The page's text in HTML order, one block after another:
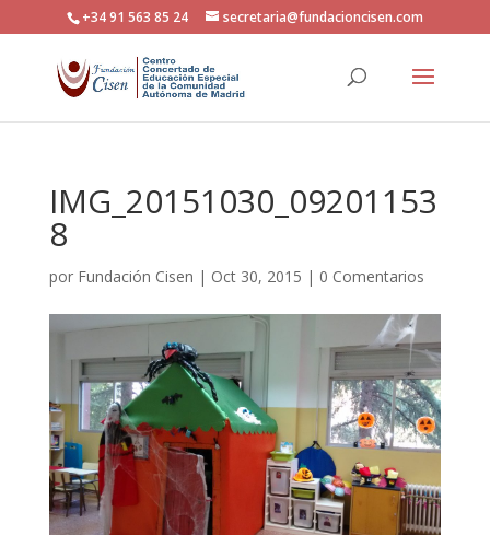
+34 91 563 85 24 secretaria@fundacioncisen.com
IMG_20151030_09201153
8
por Fundación Cisen | Oct 30, 2015 | 0 Comentarios